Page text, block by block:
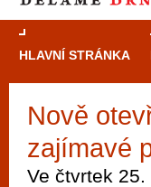
HLAVNÍ STRÁNKA
Nově
zajímavé
Ve čtvrtek